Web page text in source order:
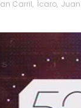
Carril, Ícaro,